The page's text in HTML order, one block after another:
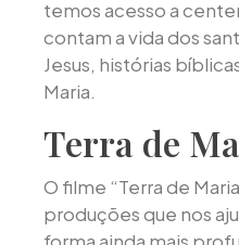
temos acesso a
contam a vida dos
Jesus, histórias
Maria.
Terra de
O filme “Terra de
produções que nos